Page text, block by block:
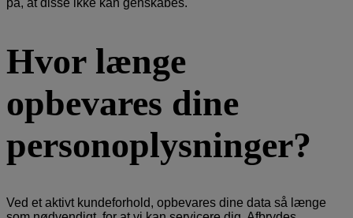
på, at disse ikke kan genskabes.
Hvor længe
opbevares dine
personoplysninger?
Ved et aktivt kundeforhold, opbevares dine data så længe